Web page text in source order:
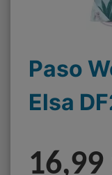
Paso
Elsa
16,99